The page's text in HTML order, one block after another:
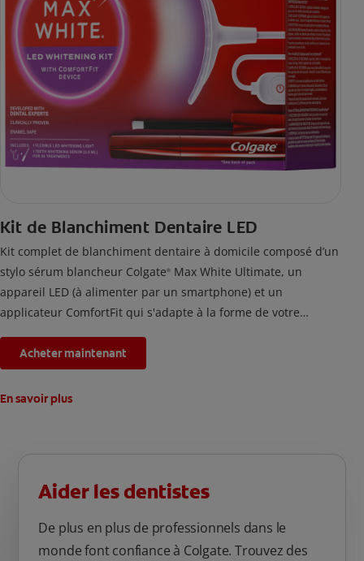
Kit de Blanchiment Dentaire LED
Kit complet de blanchiment dentaire à domicile composé d’un
stylo sérum blancheur Colgate® Max White Ultimate, un
appareil LED (à alimenter par un smartphone) et un
applicateur ComfortFit qui s'adapte à la forme de votre
par jour pendant 2 semaines, les taches accumulées par la
nourriture et les boissons depuis 20 ans seront éliminées.
Acheter maintenant
En savoir plus
Aider les dentistes
De plus en plus de professionnels dans le
monde font confiance à Colgate. Trouvez des